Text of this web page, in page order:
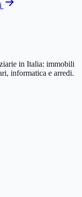
in Italia: immobili
informatica e arredi.